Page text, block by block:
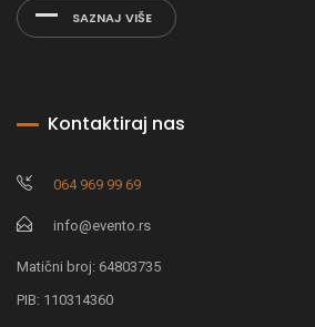
SAZNAJ VIŠE
Kontaktiraj nas
064 969 99 69
info@evento.rs
Matični broj: 64803735
PIB: 110314360